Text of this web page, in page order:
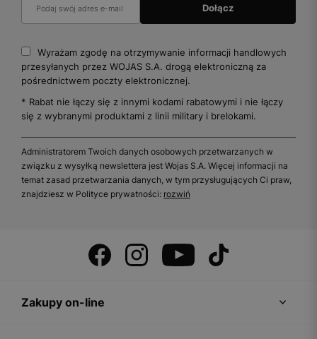
Wyrażam zgodę na otrzymywanie informacji handlowych
przesyłanych przez WOJAS S.A. drogą elektroniczną za
pośrednictwem poczty elektronicznej.
* Rabat nie łączy się z innymi kodami rabatowymi i nie łączy
się z wybranymi produktami z linii military i brelokami.
Administratorem Twoich danych osobowych przetwarzanych w
związku z wysyłką newslettera jest Wojas S.A. Więcej informacji na
temat zasad przetwarzania danych, w tym przysługujących Ci praw,
znajdziesz w Polityce prywatności: rozwiń
Zakupy on-line